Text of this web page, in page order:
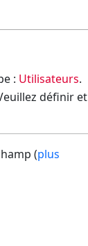
: Utilisateurs.
définir et
(plus